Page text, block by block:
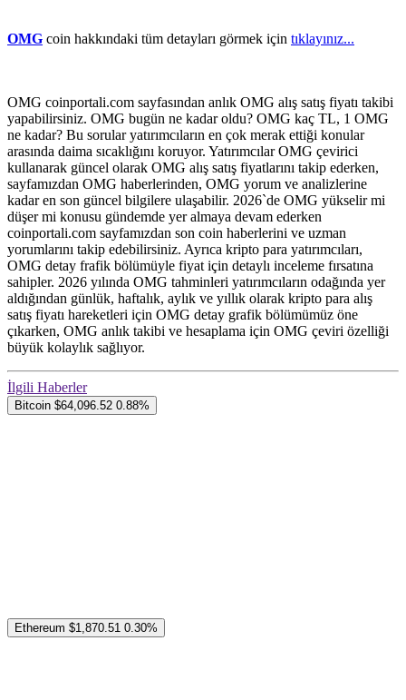
OMG coin hakkındaki tüm detayları görmek için tıklayınız...
OMG coinportali.com sayfasından anlık OMG alış satış fiyatı takibi
yapabilirsiniz. OMG bugün ne kadar oldu? OMG kaç TL, 1 OMG
ne kadar? Bu sorular yatırımcıların en çok merak ettiği konular
arasında daima sıcaklığını koruyor. Yatırımcılar OMG çevirici
kullanarak güncel olarak OMG alış satış fiyatlarını takip ederken,
sayfamızdan OMG haberlerinden, OMG yorum ve analizlerine
kadar en son güncel bilgilere ulaşabilir. 2026`de OMG yükselir mi
düşer mi konusu gündemde yer almaya devam ederken
coinportali.com sayfamızdan son coin haberlerini ve uzman
yorumlarını takip edebilirsiniz. Ayrıca kripto para yatırımcıları,
OMG detay frafik bölümüyle fiyat için detaylı inceleme fırsatına
sahipler. 2026 yılında OMG tahminleri yatırımcıların odağında yer
aldığından günlük, haftalık, aylık ve yıllık olarak kripto para alış
satış fiyatı hareketleri için OMG detay grafik bölümümüz öne
çıkarken, OMG anlık takibi ve hesaplama için OMG çeviri özelliği
büyük kolaylık sağlıyor.
İlgili Haberler
Bitcoin $64,096.52 0.88%
Ethereum $1,870.51 0.30%